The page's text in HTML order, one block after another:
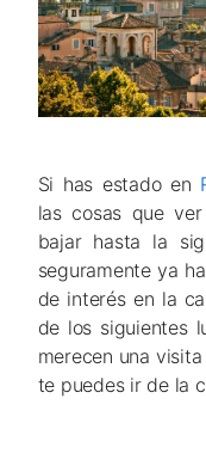
Si has estado en
las cosas que
bajar hasta la
seguramente ya
de interés en la
de los siguientes
merecen una
te puedes ir de la